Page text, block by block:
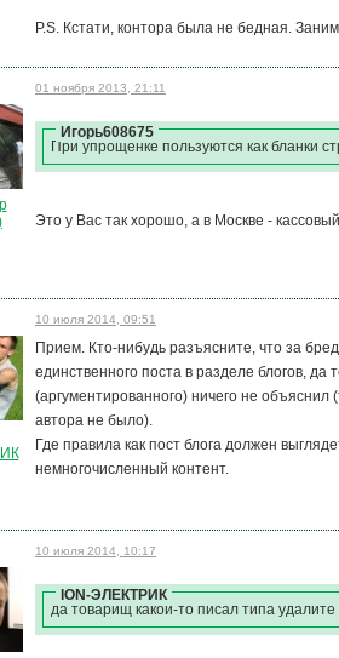
P.S. Кстати, контора была не бедная.
01 ноября 2013, 21:11
Игорь608675
При упрощенке пользуются как бланки
Это у Вас так хорошо, а в Москве -
10 июля 2014, 09:51
Прием. Кто-нибудь разъясните, что за
единственного поста в разделе блогов, да
(аргументированного) ничего не объяснил
автора не было).
Где правила как пост блога должен
немногочисленный контент.
10 июля 2014, 10:17
ION-ЭЛЕКТРИК
да товарищ какой-то писал типа